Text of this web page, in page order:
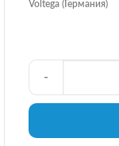
Voltega (Германия)
-